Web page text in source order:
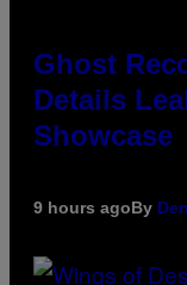
Ghost
Details
Showcase
9 hours agoBy